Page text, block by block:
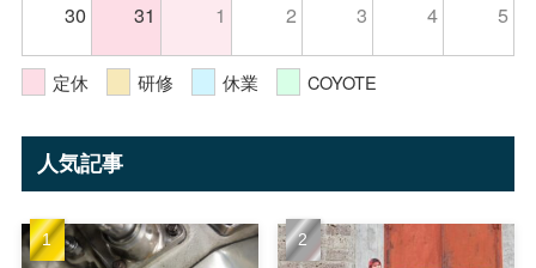
30
31 1 2 3 4 5
定休 研修 休業 COYOTE
人気記事